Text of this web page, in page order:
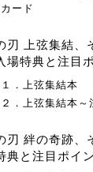
カード
刃 上弦集結、
場特典と注目
１．上弦集結本
２．上弦集結本～
刃 絆の奇跡
典と注目ポイ